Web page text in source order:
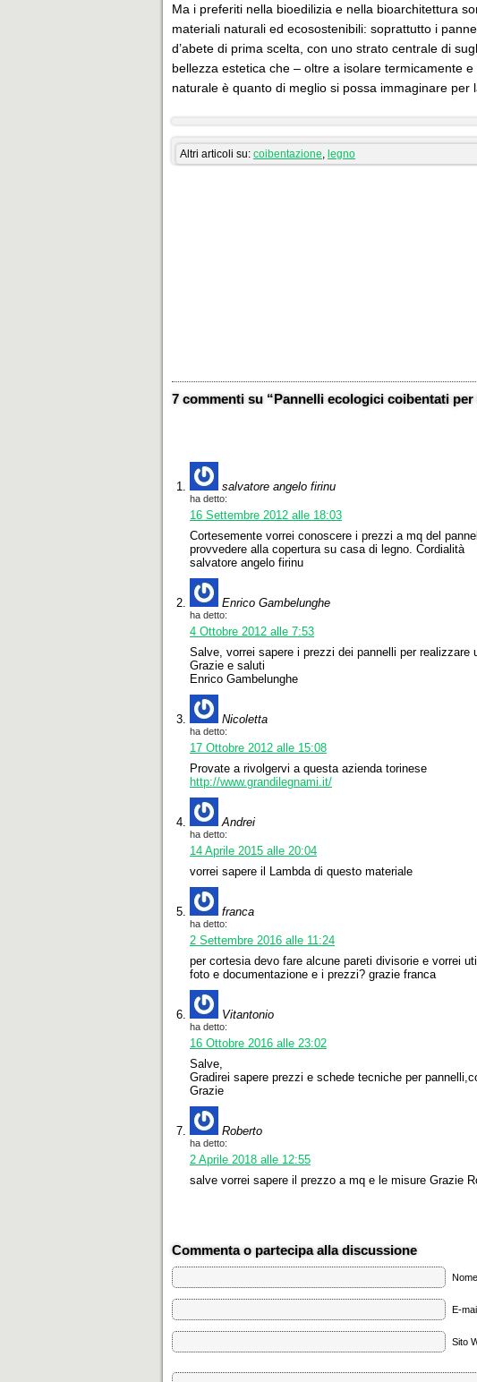
Ma i preferiti nella bioedilizia e nella bioarchitettura
materiali naturali ed ecosostenibili: soprattutto i
d’abete di prima scelta, con uno strato centrale di
bellezza estetica che – oltre a isolare termicamente
naturale è quanto di meglio si possa immaginare per
Altri articoli su: coibentazione, legno
7 commenti su “Pannelli ecologici coibentati
salvatore angelo firinu
ha detto:
16 Settembre 2012 alle 18:03
Cortesemente vorrei conoscere i prezzi a mq del
provvedere alla copertura su casa di legno. Cordialità
salvatore angelo firinu
Enrico Gambelunghe
ha detto:
4 Ottobre 2012 alle 7:53
Salve, vorrei sapere i prezzi dei pannelli per realizzare
Grazie e saluti
Enrico Gambelunghe
Nicoletta
ha detto:
17 Ottobre 2012 alle 15:08
Provate a rivolgervi a questa azienda torinese
http://www.grandilegnami.it/
Andrei
ha detto:
14 Aprile 2015 alle 20:04
vorrei sapere il Lambda di questo materiale
franca
ha detto:
2 Settembre 2016 alle 11:24
per cortesia devo fare alcune pareti divisorie e vorrei
foto e documentazione e i prezzi? grazie franca
Vitantonio
ha detto:
16 Ottobre 2016 alle 23:02
Salve,
Gradirei sapere prezzi e schede tecniche per
Grazie
Roberto
ha detto:
2 Aprile 2018 alle 12:55
salve vorrei sapere il prezzo a mq e le misure Grazie
Commenta o partecipa alla discussione
E-
Sito